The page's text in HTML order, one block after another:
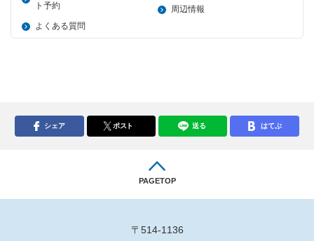
ト予約
周辺情報
よくある質問
シェア ポスト 送る はてぶ
PAGETOP
〒514-1136